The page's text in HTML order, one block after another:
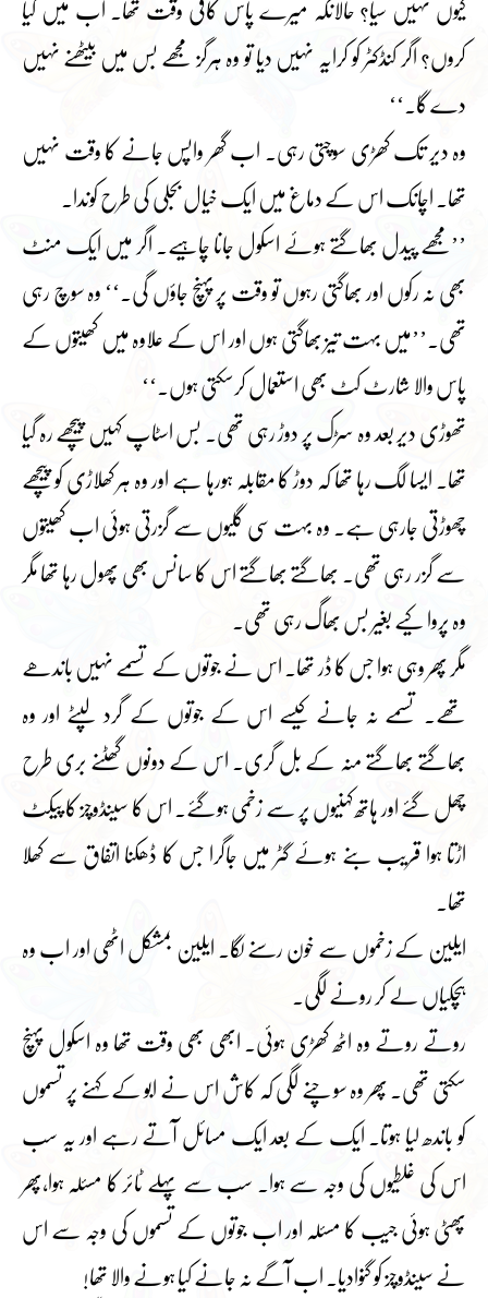
کیوں نہیں سیا؟ حالانکہ میرے پاس کافی وقت تھا۔ اب میں کیا
کروں؟ اگر کنڈکٹر کو کرایہ نہیں دیا تو وہ ہرگز مجھے بس میں بیٹھنے نہیں
دے گا۔‘‘
وہ دیر تک کھڑی سوچتی رہی۔ اب گھر واپس جانے کا وقت نہیں
تھا۔ اچانک اس کے دماغ میں ایک خیال بجلی کی طرح کوندا۔
’’مجھے پیدل بھاگتے ہوئے اسکول جانا چاہیے۔ اگر میں ایک منٹ
بھی نہ رکوں اور بھاگتی رہوں تو وقت پر پہنچ جاؤں گی۔‘‘ وہ سوچ رہی
تھی۔’’میں بہت تیز بھاگتی ہوں اور اس کے علاوہ میں کھیتوں کے
پاس والا شارٹ کٹ بھی استعمال کرسکتی ہوں۔‘‘
تھوڑی دیر بعد وہ سڑک پر دوڑ رہی تھی۔ بس اسٹاپ کہیں پیچھے رہ گیا
تھا۔ ایسا لگ رہا تھا کہ دوڑ کا مقابلہ ہورہا ہے اور وہ ہر کھلاڑی کو پیچھے
چھوڑتی جارہی ہے۔ وہ بہت سی گلیوں سے گزرتی ہوئی اب کھیتوں
سے گزر رہی تھی۔ بھاگتے بھاگتے اس کا سانس بھی پھول رہا تھا مگر
وہ پروا کیے بغیر بس بھاگ رہی تھی۔
مگر پھر وہی ہوا جس کا ڈر تھا۔ اس نے جوتوں کے تسمے نہیں باندھے
تھے۔ تسمے نہ جانے کیسے اس کے جوتوں کے گرد لپٹے اور وہ
بھاگتے بھاگتے منہ کے بل گری۔ اس کے دونوں گھٹنے بری طرح
چھل گئے اور ہاتھ کہنیوں پر سے زخمی ہوگئے۔ اس کا سینڈوچز کا پیکٹ
اڑتا ہوا قریب بنے ہوئے گٹر میں جاگرا جس کا ڈھکنا اتفاق سے کھلا
تھا۔
ایلین کے زخموں سے خون رسنے لگا۔ ایلین بمشکل اٹھی اور اب وہ
ہچکیاں لے کر رونے لگی۔
روتے روتے وہ اٹھ کھڑی ہوئی۔ ابھی بھی وقت تھا وہ اسکول پہنچ
سکتی تھی۔ پھر وہ سوچنے لگی کہ کاش اس نے ابو کے کہنے پر تسموں
کو باندھ لیا ہوتا۔ ایک کے بعد ایک مسائل آتے رہے اور یہ سب
اس کی غلطیوں کی وجہ سے ہوا۔ سب سے پہلے ٹائر کا مسئلہ ہوا،پھر
پھٹی ہوئی جیب کا مسئلہ اور اب جوتوں کے تسموں کی وجہ سے اس
نے سینڈوچز کو گنوادیا۔ اب آگے نہ جانے کیا ہونے والا تھا!